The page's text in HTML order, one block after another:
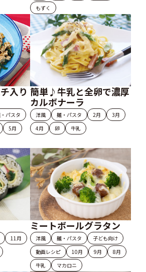
もずく
入り
パスタ
5月
簡単♪牛乳と全卵で濃厚
カルボナーラ
洋風 麺・パスタ 2月
3月
4月
卵 牛乳
11月
ミートボールグラタン
洋風 麺・パスタ
子ども向け
動画レシピ
10月 9月
8月
牛乳
マカロニ